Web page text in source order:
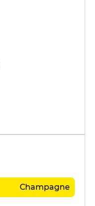
Champagne